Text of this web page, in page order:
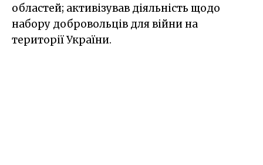
областей; активізував діяльність щодо
набору добровольців для війни на
території України.